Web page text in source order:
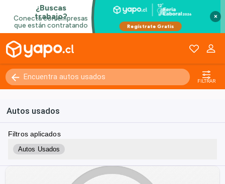
×
FILTRAR
Autos usados
Filtros aplicados
Autos Usados